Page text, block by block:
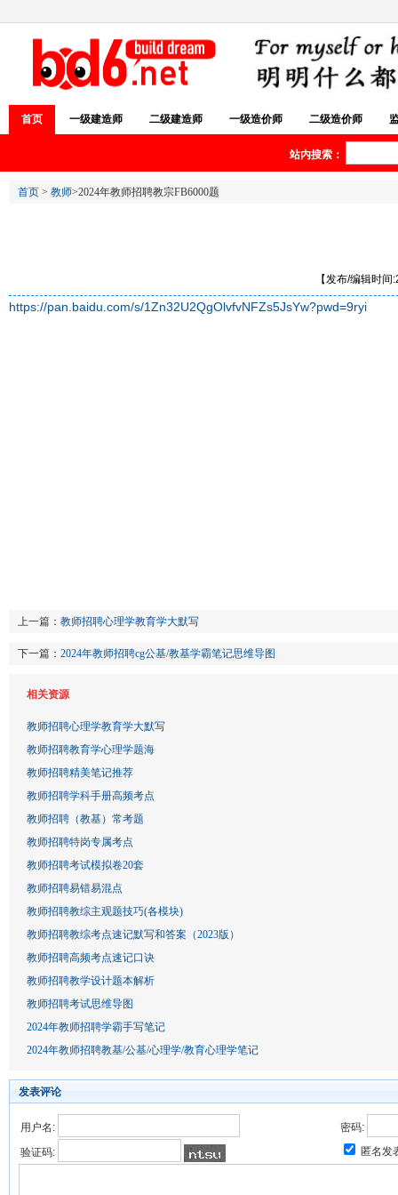
首页 一级建造师 二级建造师 一级造价师 二级造价师
站内搜索：
首页 > 教师>2024年教师招聘教宗FB6000题
【发布/编辑时
https://pan.baidu.com/s/1Zn32U2QgOlvfvNFZs5JsYw?pwd=9ryi
上一篇： 教师招聘心理学教育学大默写
下一篇： 2024年教师招聘cg公基/教基学霸笔记思维导图
相关资源
教师招聘心理学教育学大默写
教师招聘教育学心理学题海
教师招聘精美笔记推荐
教师招聘学科手册高频考点
教师招聘（教基）常考题
教师招聘特岗专属考点
教师招聘考试模拟卷20套
教师招聘易错易混点
教师招聘教综主观题技巧(各模块)
教师招聘教综考点速记默写和答案（2023版）
教师招聘高频考点速记口诀
教师招聘教学设计题本解析
教师招聘考试思维导图
2024年教师招聘学霸手写笔记
2024年教师招聘教基/公基/心理学/教育心理学笔记
发表评论
用户名:
密码:
验证码:
匿名发